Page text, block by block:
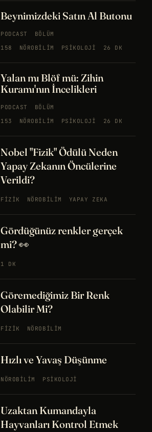
Beynimizdeki Satın Al Butonu
PODCAST
BÖLÜM
158
NÖROBILIM PSIKOLOJI 26 DK
Yalan mı Blöf mü: Zihin
Kuramı'nın İncelikleri
PODCAST
BÖLÜM
153
NÖROBILIM PSIKOLOJI 26 DK
Nobel "Fizik" Ödülü Neden
Yapay Zekanın Öncülerine
Verildi?
FIZIK NÖROBILIM YAPAY ZEKA
Gördüğünüz renkler gerçek
mi? 👀
1 DK
Göremediğimiz Bir Renk
Olabilir Mi?
FIZIK NÖROBILIM
Hızlı ve Yavaş Düşünme
NÖROBILIM PSIKOLOJI
Uzaktan Kumandayla
Hayvanları Kontrol Etmek